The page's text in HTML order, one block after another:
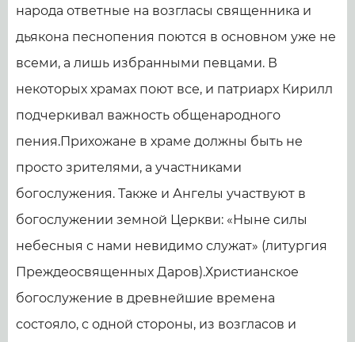
народа ответные на возгласы священника и
дьякона песнопения поются в основном уже не
всеми, а лишь избранными певцами. В
некоторых храмах поют все, и патриарх Кирилл
подчеркивал важность общенародного
пения.Прихожане в храме должны быть не
просто зрителями, а участниками
богослужения. Также и Ангелы участвуют в
богослужении земной Церкви: «Ныне силы
небесныя с нами невидимо служат» (литургия
Преждеосвященных Даров).Христианское
богослужение в древнейшие времена
состояло, с одной стороны, из возгласов и